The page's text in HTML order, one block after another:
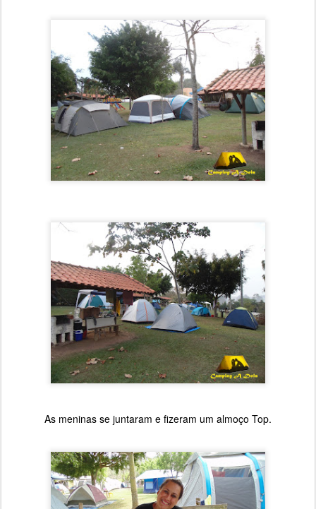
As meninas se juntaram e fizeram um almoço Top.